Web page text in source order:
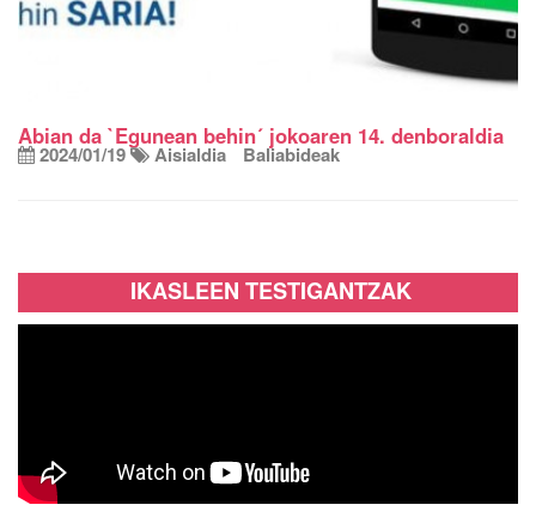
Abian da `Egunean behin´ jokoaren 14. denboraldia
2024/01/19 Aisialdia Baliabideak
IKASLEEN TESTIGANTZAK